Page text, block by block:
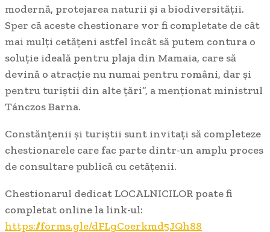
modernă, protejarea naturii și a biodiversității.
Sper că aceste chestionare vor fi completate de cât
mai mulți cetățeni astfel încât să putem contura o
soluție ideală pentru plaja din Mamaia, care să
devină o atracție nu numai pentru români, dar și
pentru turiștii din alte țări”, a menționat ministrul
Tánczos Barna.
Constănțenii și turiștii sunt invitați să completeze
chestionarele care fac parte dintr-un amplu proces
de consultare publică cu cetățenii.
Chestionarul dedicat LOCALNICILOR poate fi
completat online la link-ul:
https://forms.gle/dFLgCoerkmd5JQh88